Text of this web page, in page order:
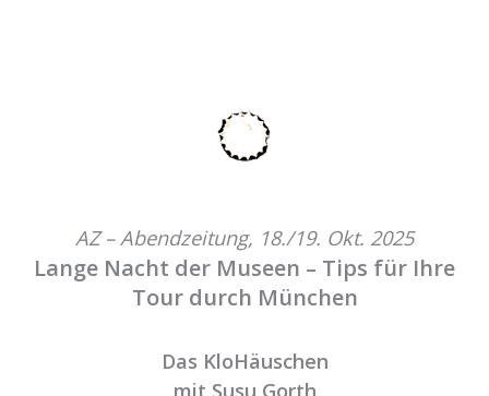
AZ – Abendzeitung, 18./19. Okt. 2025
Lange Nacht der Museen – Tips für Ihre
Tour durch München
Das KloHäuschen
mit Susu Gorth